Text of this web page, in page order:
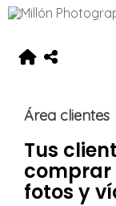
Área clientes
Tus
fotos y